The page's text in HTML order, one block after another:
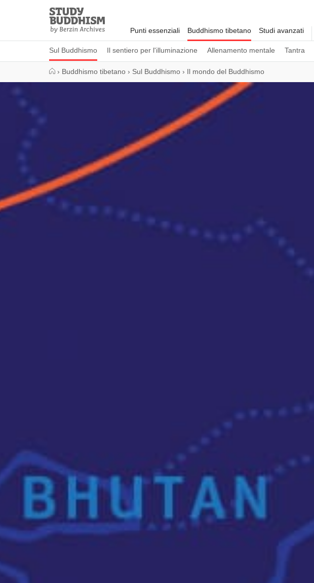
Study
Buddhism
Home
Punti essenziali Buddhismo tibetano
Sul Buddhismo Il sentiero per l'illuminazione Allenamento mentale Tantra
Studi avanzati
› Buddhismo tibetano › Sul Buddhismo › Il mondo del Buddhismo